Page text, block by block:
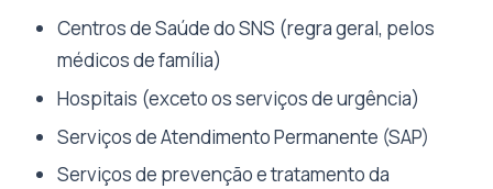
Centros de Saúde do SNS (regra geral, pelos
médicos de família)
Hospitais (exceto os serviços de urgência)
Serviços de Atendimento Permanente (SAP)
Serviços de prevenção e tratamento da